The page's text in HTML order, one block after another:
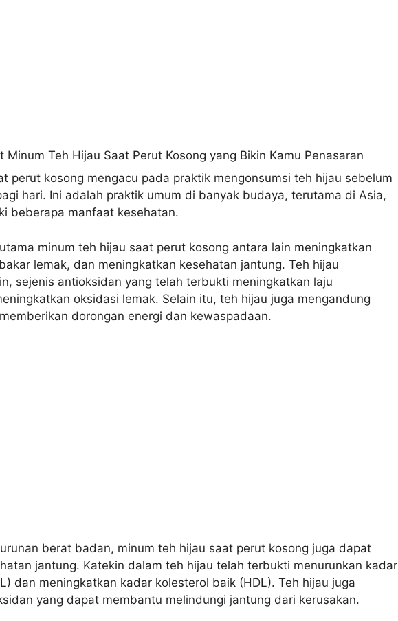
perut kosong mengacu pada praktik mengonsumsi teh hijau sebelum
hari. Ini adalah praktik umum di banyak budaya, terutama di Asia,
beberapa manfaat kesehatan.
minum teh hijau saat perut kosong antara lain meningkatkan
lemak, dan meningkatkan kesehatan jantung. Teh hijau
sejenis antioksidan yang telah terbukti meningkatkan laju
oksidasi lemak. Selain itu, teh hijau juga mengandung
dorongan energi dan kewaspadaan.
berat badan, minum teh hijau saat perut kosong juga dapat
jantung. Katekin dalam teh hijau telah terbukti menurunkan kadar
dan meningkatkan kadar kolesterol baik (HDL). Teh hijau juga
yang dapat membantu melindungi jantung dari kerusakan.